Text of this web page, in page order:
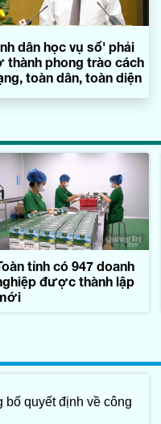
dân học vụ số' phải
thành phong trào cách
toàn dân, toàn diện
tỉnh có 947 doanh
được thành lập
quyết định về công